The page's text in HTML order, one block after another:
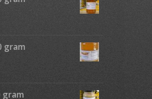
gram
gram